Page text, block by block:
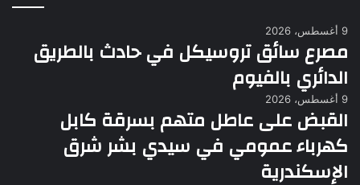
9 أغسطس، 2026
مصرع سائق تروسيكل في حادث بالطريق
الدائري بالفيوم
9 أغسطس، 2026
القبض على عاطل متهم بسرقة كابل
كهرباء عمومي في سيدي بشر شرق
الإسكندرية